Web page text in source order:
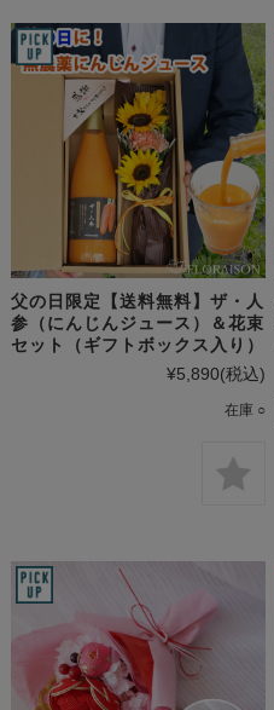
父の日限定【送料無料】ザ・人
参（にんじんジュース）＆花束
セット（ギフトボックス入り）
¥5,890(税込)
在庫 ○